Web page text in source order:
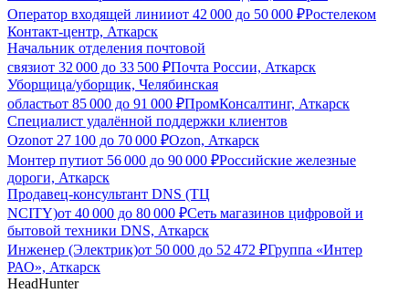
Оператор входящей линииот 42 000 до 50 000 ₽Ростелеком
Контакт-центр, Аткарск
Начальник отделения почтовой
связиот 32 000 до 33 500 ₽Почта России, Аткарск
Уборщица/уборщик, Челябинская
областьот 85 000 до 91 000 ₽ПромКонсалтинг, Аткарск
Специалист удалённой поддержки клиентов
Ozonот 27 100 до 70 000 ₽Ozon, Аткарск
Монтер путиот 56 000 до 90 000 ₽Российские железные
дороги, Аткарск
Продавец-консультант DNS (ТЦ
NCITY)от 40 000 до 80 000 ₽Сеть магазинов цифровой и
бытовой техники DNS, Аткарск
Инженер (Электрик)от 50 000 до 52 472 ₽Группа «Интер
РАО», Аткарск
HeadHunter